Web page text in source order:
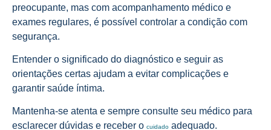
preocupante, mas com acompanhamento médico e
exames regulares, é possível controlar a condição com
segurança.
Entender o significado do diagnóstico e seguir as
orientações certas ajudam a evitar complicações e
garantir saúde íntima.
Mantenha-se atenta e sempre consulte seu médico para
esclarecer dúvidas e receber o cuidado adequado.